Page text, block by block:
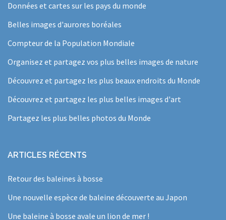
Données et cartes sur les pays du monde
Belles images d'aurores boréales
Compteur de la Population Mondiale
Organisez et partagez vos plus belles images de nature
Découvrez et partagez les plus beaux endroits du Monde
Découvrez et partagez les plus belles images d'art
Partagez les plus belles photos du Monde
ARTICLES RÉCENTS
Retour des baleines à bosse
Une nouvelle espèce de baleine découverte au Japon
Une baleine à bosse avale un lion de mer !